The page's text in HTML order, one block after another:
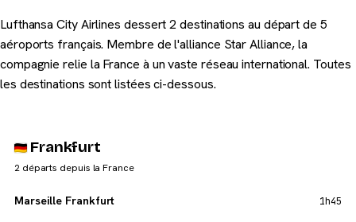
Lufthansa City Airlines dessert 2 destinations au départ de 5
aéroports français. Membre de l'alliance Star Alliance, la
compagnie relie la France à un vaste réseau international. Toutes
les destinations sont listées ci-dessous.
Frankfurt
2 départs depuis la France
Marseille Frankfurt 1h45